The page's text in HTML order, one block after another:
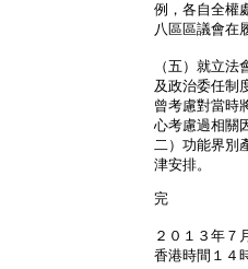
例，各自全權
八區區議會在
（五）就立
及政治委任制
曾考慮對當時
心考慮過相關
二）功能界別
津安排。
完
２０１３年７
香港時間１４